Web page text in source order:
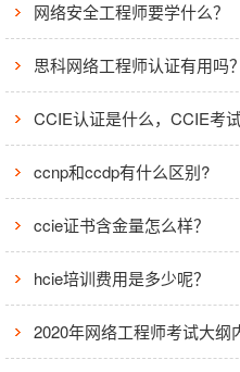
网络安全工程师要学什么？
思科网络工程师认证有用吗？
ccnp和ccdp有什么区别?
ccie证书含金量怎么样？
hcie培训费用是多少呢？